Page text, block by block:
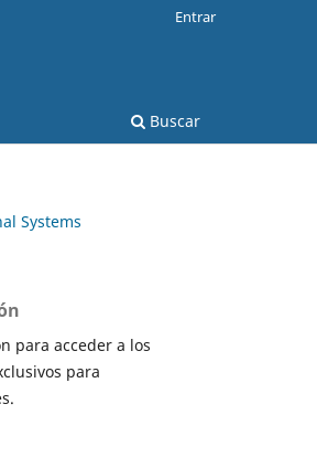
Buscar
Entrar
Systems
para acceder a los
para